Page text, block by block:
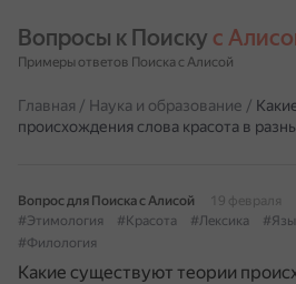
Вопросы к Поиску с
Примеры ответов Поиска с Алисой
Главная / Наука и образование /
происхождения слова красота в
Вопрос для Поиска с Алисой
19 февраля
#Этимология
#Красота #Лексика
#Филология
Какие существуют теории